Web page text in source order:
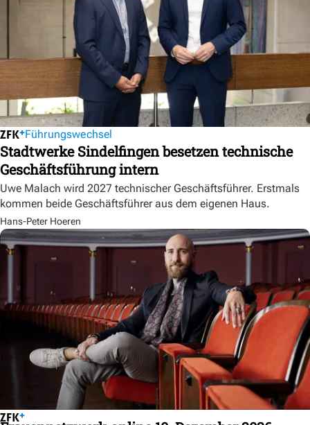
Führungswechsel
Stadtwerke Sindelfingen besetzen technische
Geschäftsführung intern
Uwe Malach wird 2027 technischer Geschäftsführer. Erstmals
kommen beide Geschäftsführer aus dem eigenen Haus.
Hans-Peter Hoeren